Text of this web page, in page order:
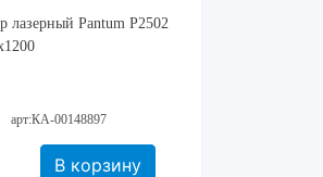
лазерный Pantum P2502
арт:КА-00148897
В корзину